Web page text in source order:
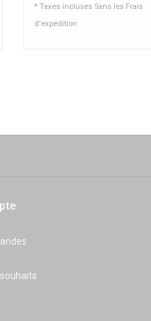
* Taxes incluses Sans les Frais
d'expédition